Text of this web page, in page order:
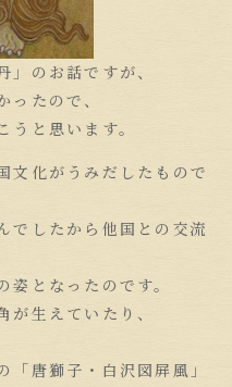
」のお話ですが、
ったので、
うと思います。
文化がうみだしたもので
でしたから他国との交流
姿となったのです。
が生えていたり、
「唐獅子・白沢図屏風」